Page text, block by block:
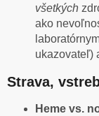
všetkých
ako
ukazovateľ)
Strava,
Heme vs.